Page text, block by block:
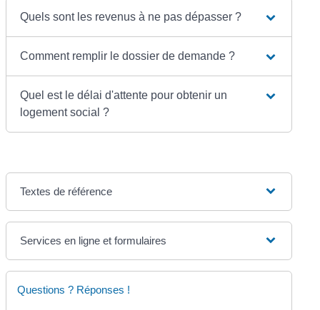
Quels sont les revenus à ne pas dépasser ?
Comment remplir le dossier de demande ?
Quel est le délai d'attente pour obtenir un
logement social ?
Textes de référence
Services en ligne et formulaires
Questions ? Réponses !